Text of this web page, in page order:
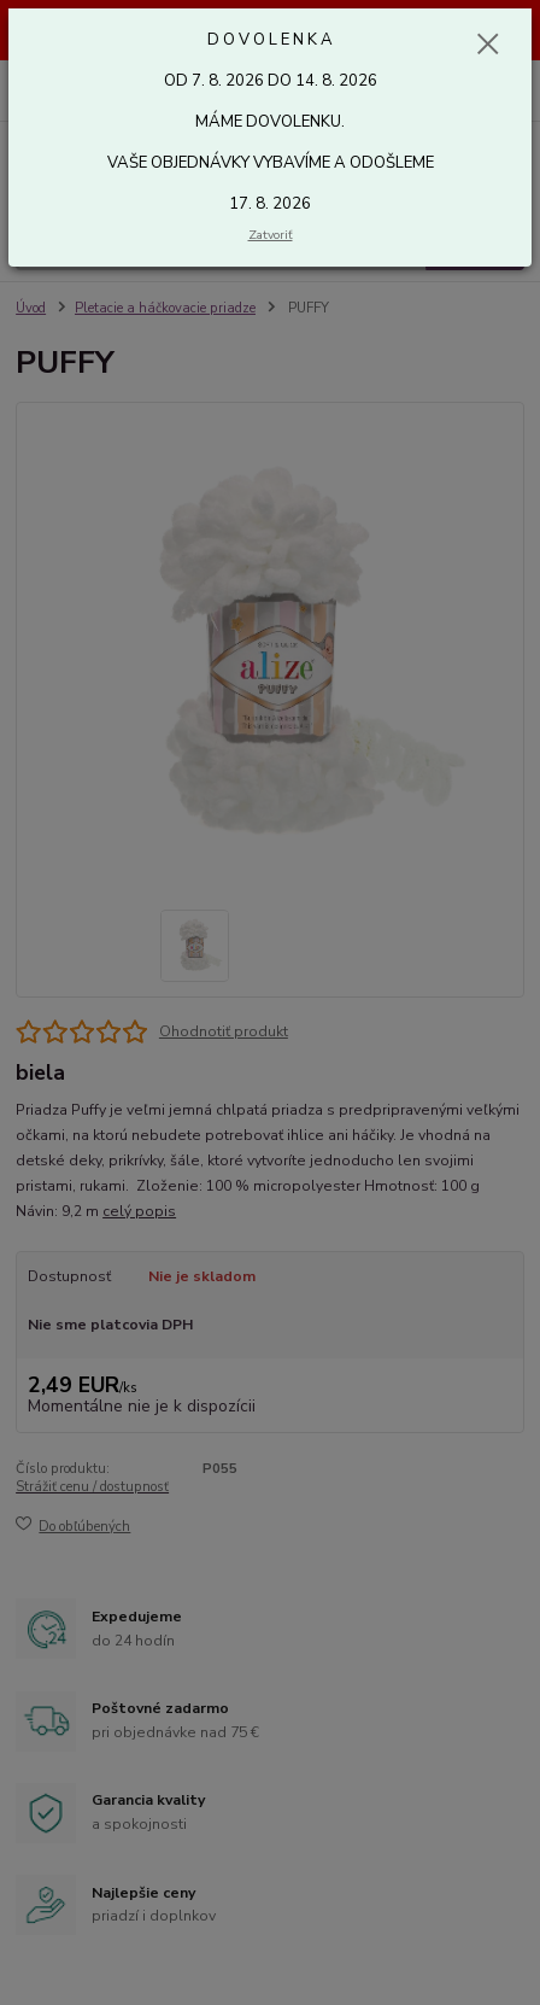
odošleme 17. 8. 2026. Ďakujeme.
Úvod Pletacie a háčkovacie priadze PUFFY
PUFFY
Ohodnotiť produkt
biela
Priadza Puffy je veľmi jemná chlpatá priadza s predpripravenými veľkými
očkami, na ktorú nebudete potrebovať ihlice ani háčiky. Je vhodná na
detské deky, prikrívky, šále, ktoré vytvoríte jednoducho len svojimi
pristami, rukami. Zloženie: 100 % micropolyester Hmotnosť: 100 g
Návin: 9,2 m celý popis
Dostupnosť Nie je skladom
Nie sme platcovia DPH
2,49 EUR/ks
Momentálne nie je k dispozícii
Číslo produktu:
P055
Strážiť cenu / dostupnosť
Do obľúbených
Expedujeme
do 24 hodín
Poštovné zadarmo
pri objednávke nad 75 €
Garancia kvality
a spokojnosti
Najlepšie ceny
priadzí i doplnkov
D O V O L E N K A
OD 7. 8. 2026 DO 14. 8. 2026
MÁME DOVOLENKU.
VAŠE OBJEDNÁVKY VYBAVÍME A ODOŠLEME
17. 8. 2026
Zatvoriť